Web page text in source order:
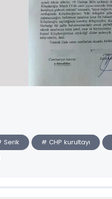
Serik # CHP kurultayı